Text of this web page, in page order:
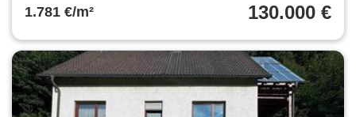
1.781 €/m² 130.000 €